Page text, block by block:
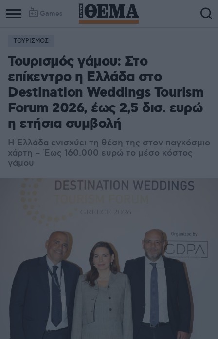
Games
1
2
ΤΟΥΡΙΣΜΟΣ
Τουρισμός γάμου: Στο
επίκεντρο η Ελλάδα στο
Destination Weddings Tourism
Forum 2026, έως 2,5 δισ. ευρώ
η ετήσια συμβολή
Η Ελλάδα ενισχύει τη θέση της στον παγκόσμιο
χάρτη – Έως 160.000 ευρώ το μέσο κόστος
γάμου